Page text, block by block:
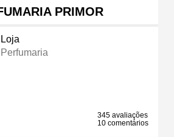
PRIMOR
Loja
Perfumaria
345 avaliações
10 comentários